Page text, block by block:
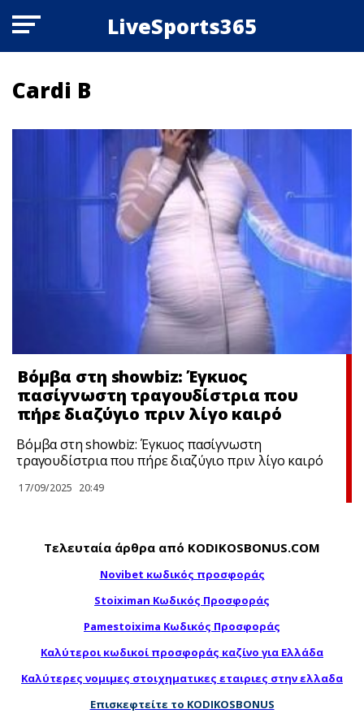
LiveSports365
Cardi B
Βόμβα στη showbiz: Έγκuος
πασίγνωστη τραγουδίστρια που
πήρε διαζύγιο πριν λίγο καιρό
Βόμβα στη showbiz: Έγκuος πασίγνωστη
τραγουδίστρια που πήρε διαζύγιο πριν λίγο καιρό
17/09/2025 20:49
Τελευταία άρθρα από KODIKOSBONUS.COM
Novibet κωδικός προσφοράς
Stoiximan Κωδικός Προσφοράς
Pamestoixima Κωδικός Προσφοράς
Καλύτεροι κωδικοί προσφοράς καζίνο για Ελλάδα
Καλύτερες νομιμες στοιχηματικες εταιριες στην ελλαδα
Επισκεφτείτε το KODIKOSBONUS